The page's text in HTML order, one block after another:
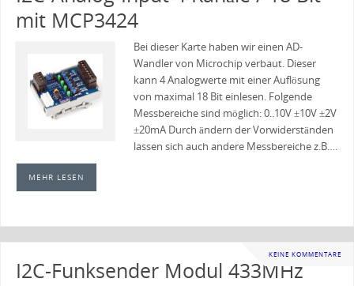
mit MCP3424
Bei dieser Karte haben wir einen AD-
Wandler von Microchip verbaut. Dieser
kann 4 Analogwerte mit einer Auflösung
von maximal 18 Bit einlesen. Folgende
Messbereiche sind möglich: 0..10V ±10V ±2V
±20mA Durch ändern der Vorwiderständen
lassen sich auch andere Messbereiche z.B….
MEHR LESEN
KEINE KOMMENTARE
I2C-Funksender Modul 433MHz